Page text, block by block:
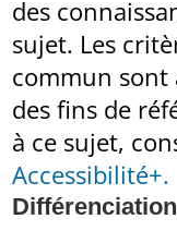
des
sujet. Les
commun sont
des fins de
à ce sujet,
Accessibilité+.